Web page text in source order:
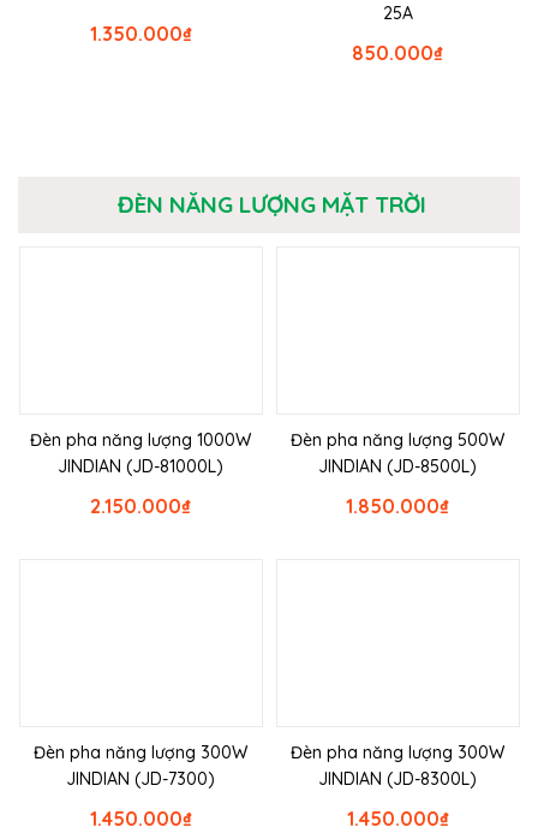
₫
1.350.000
25A
₫
850.000
ĐÈN NĂNG LƯỢNG MẶT TRỜI
Đèn pha năng lượng 1000W
JINDIAN (JD-81000L)
₫
2.150.000
Đèn pha năng lượng 500W
JINDIAN (JD-8500L)
₫
1.850.000
Đèn pha năng lượng 300W
JINDIAN (JD-7300)
₫
1.450.000
Đèn pha năng lượng 300W
JINDIAN (JD-8300L)
₫
1.450.000